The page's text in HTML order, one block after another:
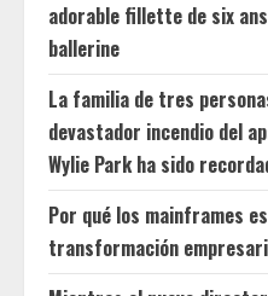
adorable fillette de six
ballerine
La familia de tres
devastador incendio del
Wylie Park ha sido
Por qué los mainframes
transformación